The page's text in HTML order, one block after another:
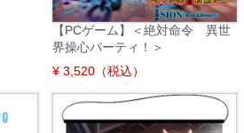
【PCゲーム】＜絶対命令 異世
界操心パーティ！＞
¥ 3,520（税込）